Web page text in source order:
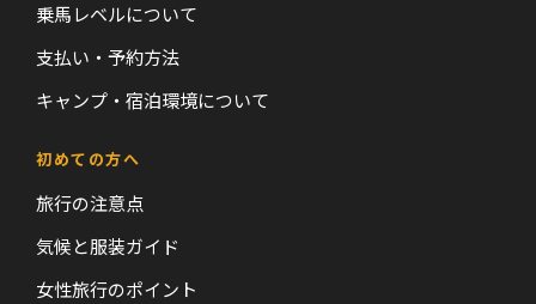
乗馬レベルについて
支払い・予約方法
キャンプ・宿泊環境について
初めての方へ
旅行の注意点
気候と服装ガイド
女性旅行のポイント